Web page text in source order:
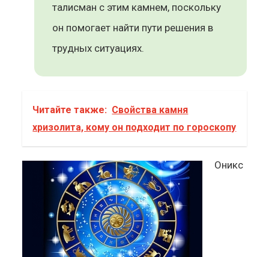
талисман с этим камнем, поскольку
он помогает найти пути решения в
трудных ситуациях.
Читайте также: Свойства камня
хризолита, кому он подходит по гороскопу
Оникс